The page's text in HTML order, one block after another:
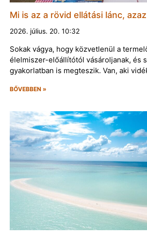
Mi is az a rövid ellátási lánc, azaz
2026. július. 20. 10:32
Sokak vágya, hogy közvetlenül a
élelmiszer-előállítótól vásároljanak, és
gyakorlatban is megteszik. Van, aki
BŐVEBBEN »